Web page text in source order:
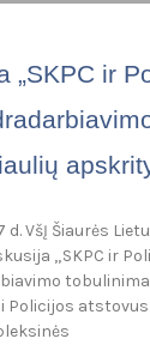
„SKPC ir
d. VšĮ Šiaurės
„SKPC ir
Policijos